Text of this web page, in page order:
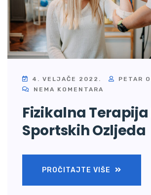
4. VELJAČE 2022.
PETAR
NEMA KOMENTARA
Fizikalna
Sportskih Ozljeda
PROČITAJTE VIŠE